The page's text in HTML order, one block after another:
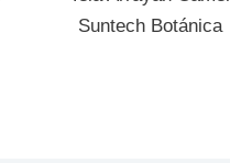
Suntech Botánica